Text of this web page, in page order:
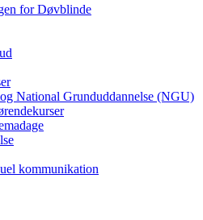
for Døvblinde
National Grunduddannelse (NGU)
kommunikation